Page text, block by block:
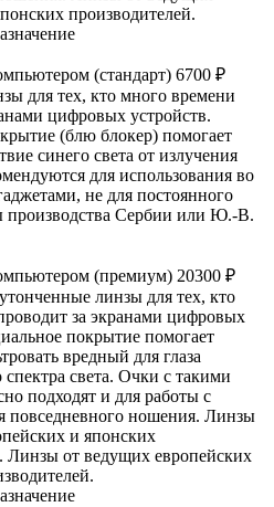
производителей.
(стандарт) 6700 ₽
для тех, кто много времени
цифровых устройств.
(блю блокер) помогает
синего света от излучения
для использования во
не для постоянного
Сербии или Ю.-В.
(премиум) 20300 ₽
линзы для тех, кто
за экранами цифровых
покрытие помогает
вредный для глаза
спектра света. Очки с такими
подходят и для работы с
повседневного ношения. Линзы
и японских
Линзы от ведущих европейских